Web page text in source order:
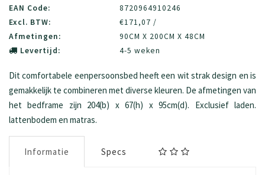
EAN Code:
8720964910246
Excl. BTW:
€171,07 /
Afmetingen:
90CM X 200CM X 48CM
Levertijd:
4-5 weken
Dit comfortabele eenpersoonsbed heeft een wit strak design en is
gemakkelijk te combineren met diverse kleuren. De afmetingen van
het bedframe zijn 204(b) x 67(h) x 95cm(d). Exclusief laden.
lattenbodem en matras.
Informatie Specs